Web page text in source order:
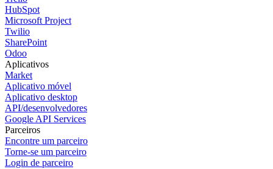
HubSpot
Microsoft Project
Twilio
SharePoint
Odoo
Aplicativos
Market
Aplicativo móvel
Aplicativo desktop
API/desenvolvedores
Google API Services
Parceiros
Encontre um parceiro
Torne-se um parceiro
Login de parceiro